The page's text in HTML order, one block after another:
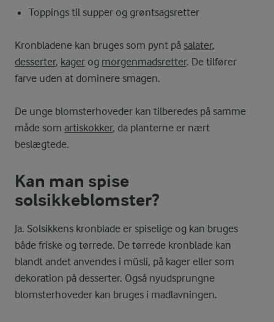
Toppings til supper og grøntsagsretter
Kronbladene kan bruges som pynt på salater,
desserter, kager og morgenmadsretter. De tilfører
farve uden at dominere smagen.
De unge blomsterhoveder kan tilberedes på samme
måde som artiskokker, da planterne er nært
beslægtede.
Kan man spise
solsikkeblomster?
Ja. Solsikkens kronblade er spiselige og kan bruges
både friske og tørrede. De tørrede kronblade kan
blandt andet anvendes i müsli, på kager eller som
dekoration på desserter. Også nyudsprungne
blomsterhoveder kan bruges i madlavningen.